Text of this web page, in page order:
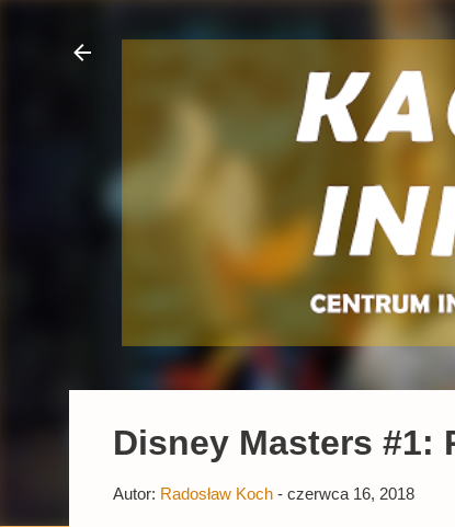
Disney Masters #1:
Autor: Radosław Koch - czerwca 16, 2018